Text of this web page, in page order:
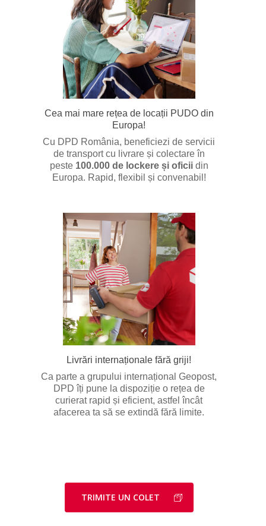
Cea mai mare rețea de locații PUDO din
Europa!
Cu DPD România, beneficiezi de servicii
de transport cu livrare și colectare în
peste 100.000 de lockere și oficiidin
Europa. Rapid, flexibil și convenabil!
Livrări internaționale fără griji!
Ca parte a grupului internațional Geopost,
DPD îți pune la dispoziție o rețea de
curierat rapid și eficient, astfel încât
afacerea ta să se extindă fără limite.
TRIMITE UN COLET